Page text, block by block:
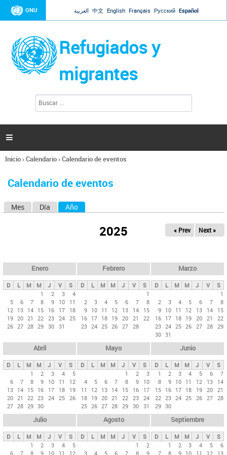
Jump to navigation
ONU العربية 中文 English Français Русский Español
Refugiados y
migrantes
l
d
s

Se
usted
Inicio›Calendario›Calendario de eventos
Calendario de eventos
s
p
n
c
i
p
e
s
Mes Día Año
2025 « Prev Next »
Enero
D L M M J V
S
1
2 3
4
5
6 7 8 9 10
11
12 13 14 15 16 17
18
19 20 21 22 23 24 25
26 27 28 29 30 31
Febrero
D L M M J V
S
1
2
3 4 5 6 7
8
9 10 11 12 13 14
15
16 17 18 19 20 21
22
23 24 25 26 27 28
Marzo
D L M M J V
S
1
2
3 4 5 6 7
8
9 10 11 12 13 14
15
16 17 18 19 20 21
22
23 24 25 26 27 28 29
30 31
Abril
D L M M J V
S
1
2 3 4
5
6
7 8 9 10 11
12
13 14 15 16 17 18
19
20 21 22 23 24 25 26
27 28 29 30
Mayo
D L M M J V
S
1
2
3
4
5 6 7 8 9
10
11
12 13 14 15 16
17
18 19 20 21 22 23 24
25 26 27 28 29 30 31
Junio
D L M M J V
S
1
2 3 4 5 6
7
8
9 10 11 12 13
14
15 16 17 18 19 20 21
22 23 24 25 26 27 28
29 30
Julio
D L M M J V
S
1
2 3 4
5
6
7 8 9 10 11 12
Agosto
D L M M J V
S
1
2
3
4 5 6 7 8 9
Septiembre
D L M M J V
S
1
2 3 4 5
6
7
8 9 10 11 12 13